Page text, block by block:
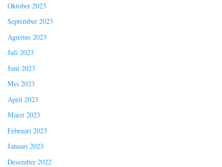
Oktober 2023
September 2023
Agustus 2023
Juli 2023
Juni 2023
Mei 2023
April 2023
Maret 2023
Februari 2023
Januari 2023
Desember 2022